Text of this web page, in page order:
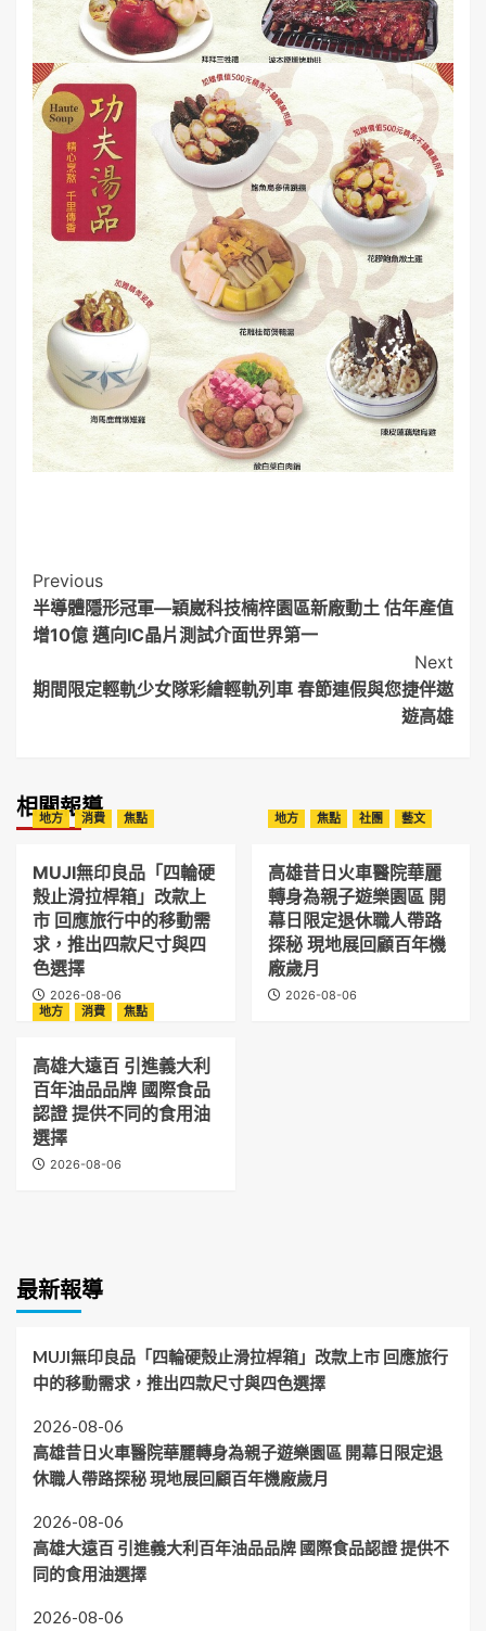
Post
Navigation
Previous
半導體隱形冠軍—穎崴科技楠梓園區新廠動土 估年產值
增10億 邁向IC晶片測試介面世界第一
Next
期間限定輕軌少女隊彩繪輕軌列車 春節連假與您捷伴遨
遊高雄
相關報導
地方 消費 焦點
MUJI無印良品「四輪硬
殼止滑拉桿箱」改款上
市 回應旅行中的移動需
求，推出四款尺寸與四
色選擇
2026-08-06
地方 焦點 社團 藝文
高雄昔日火車醫院華麗
轉身為親子遊樂園區 開
幕日限定退休職人帶路
探秘 現地展回顧百年機
廠歲月
2026-08-06
地方
消費 焦點
高雄大遠百 引進義大利
百年油品品牌 國際食品
認證 提供不同的食用油
選擇
2026-08-06
最新報導
MUJI無印良品「四輪硬殼止滑拉桿箱」改款上市 回應旅行
中的移動需求，推出四款尺寸與四色選擇
2026-08-06
高雄昔日火車醫院華麗轉身為親子遊樂園區 開幕日限定退
休職人帶路探秘 現地展回顧百年機廠歲月
2026-08-06
高雄大遠百 引進義大利百年油品品牌 國際食品認證 提供不
同的食用油選擇
2026-08-06